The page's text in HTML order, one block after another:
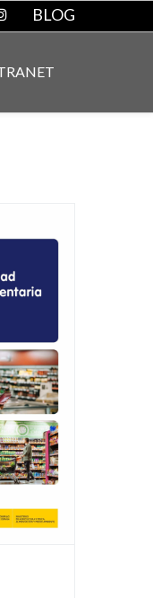
BLOG